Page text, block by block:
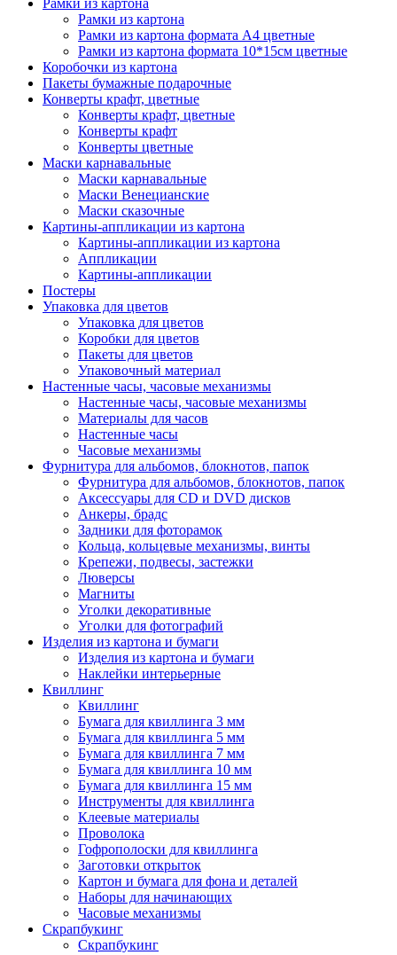
Рамки из картона
Рамки из картона
Рамки из картона формата А4 цветные
Рамки из картона формата 10*15см цветные
Коробочки из картона
Пакеты бумажные подарочные
Конверты крафт, цветные
Конверты крафт, цветные
Конверты крафт
Конверты цветные
Маски карнавальные
Маски карнавальные
Маски Венецианские
Маски сказочные
Картины-аппликации из картона
Картины-аппликации из картона
Аппликации
Картины-аппликации
Постеры
Упаковка для цветов
Упаковка для цветов
Коробки для цветов
Пакеты для цветов
Упаковочный материал
Настенные часы, часовые механизмы
Настенные часы, часовые механизмы
Материалы для часов
Настенные часы
Часовые механизмы
Фурнитура для альбомов, блокнотов, папок
Фурнитура для альбомов, блокнотов, папок
Аксессуары для CD и DVD дисков
Анкеры, брадс
Задники для фоторамок
Кольца, кольцевые механизмы, винты
Крепежи, подвесы, застежки
Люверсы
Магниты
Уголки декоративные
Уголки для фотографий
Изделия из картона и бумаги
Изделия из картона и бумаги
Наклейки интерьерные
Квиллинг
Квиллинг
Бумага для квиллинга 3 мм
Бумага для квиллинга 5 мм
Бумага для квиллинга 7 мм
Бумага для квиллинга 10 мм
Бумага для квиллинга 15 мм
Инструменты для квиллинга
Клеевые материалы
Проволока
Гофрополоски для квиллинга
Заготовки открыток
Картон и бумага для фона и деталей
Наборы для начинающих
Часовые механизмы
Скрапбукинг
Скрапбукинг